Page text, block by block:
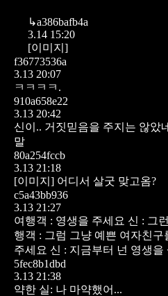
↳a386bafb4a
3.14 15:20
[이미지]
f36773536a
3.13 20:07
ㅋㅋㅋㅋ.
910a658e22
3.13 20:42
신이.. 거짓믿음을 주지는 않았
말
80a254fccb
3.13 21:18
[이미지] 어디서 살굿 맞고옴?
c5a43bb936
3.13 21:27
여행객 : 영생을 주세요 신 : 그
행객 : 그럼 그냥 예쁜 여자친
주세요 신 : 지금부터 넌 영생을
5fec8b1dbd
3.13 21:38
약한 실: 나 마약했어...